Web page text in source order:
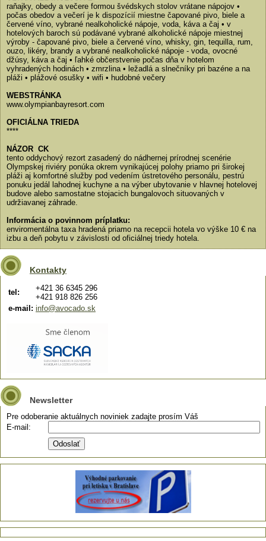
raňajky, obedy a večere formou švédskych stolov vrátane nápojov •
počas obedov a večerí je k dispozícií miestne čapované pivo, biele a
červené víno, vybrané nealkoholické nápoje, voda, káva a čaj • v
hotelových baroch sú podávané vybrané alkoholické nápoje miestnej
výroby - čapované pivo, biele a červené víno, whisky, gin, tequilla, rum,
ouzo, likéry, brandy a vybrané nealkoholické nápoje - voda, ovocné
džúsy, káva a čaj • ľahké občerstvenie počas dňa v hotelom
vyhradených hodinách • zmrzlina • ležadlá a slnečníky pri bazéne a na
pláži • plážové osušky • wifi • hudobné večery
WEBSTRÁNKA
www.olympianbayresort.com
OFICIÁLNA TRIEDA
****
NÁZOR CK
tento oddychový rezort zasadený do nádhernej prírodnej scenérie
Olympskej riviéry ponúka okrem vynikajúcej polohy priamo pri širokej
pláži aj komfortné služby pod vedením ústretového personálu, pestrú
ponuku jedál lahodnej kuchyne a na výber ubytovanie v hlavnej hotelovej
budove alebo samostatne stojacich bungalovoch situovaných v
udržiavanej záhrade.
Informácia o povinnom príplatku:
enviromentálna taxa hradená priamo na recepcii hotela vo výške 10 € na
izbu a deň pobytu v závislosti od oficiálnej triedy hotela.
Kontakty
tel:
+421 36 6345 296
+421 918 826 256
e-mail: info@avocado.sk
Newsletter
Pre odoberanie aktuálnych noviniek zadajte prosím Váš
E-mail: